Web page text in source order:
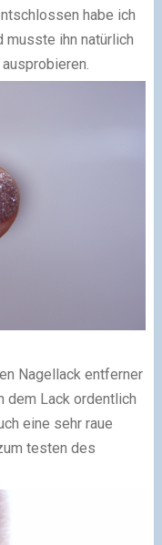
habe ich
musste ihn natürlich
Nagellack entferner
dem Lack ordentlich
eine sehr raue
testen des